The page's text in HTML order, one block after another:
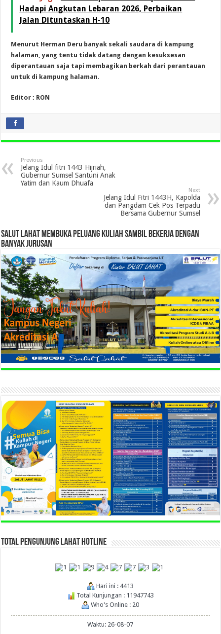
Hadapi Angkutan Lebaran 2026, Perbaikan
Jalan Dituntaskan H-10
Menurut Herman Deru banyak sekali saudara di kampung
halaman, yang tentu tidak datang dengan kesuksesan
diperantauan saja tapi membagikan berkah dari perantauan
untuk di kampung halaman.
Editor : RON
Previous
Jelang Idul fitri 1443 Hijriah,
Gubernur Sumsel Santuni Anak
Yatim dan Kaum Dhuafa
Next
Jelang Idul Fitri 1443H, Kapolda
dan Pangdam Cek Pos Terpadu
Bersama Gubernur Sumsel
SALUT LAHAT MEMBUKA PELUANG KULIAH SAMBIL BEKERJA DENGAN
BANYAK JURUSAN
TOTAL PENGUNJUNG LAHAT HOTLINE
Hari ini : 4413
Total Kunjungan : 11947743
Who's Online : 20
Waktu: 26-08-07